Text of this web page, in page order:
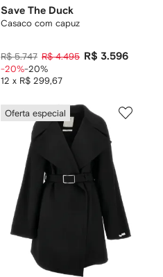
Save The Duck
Casaco com capuz
R$ 5.747 R$ 4.495 R$ 3.596
12 x R$ 299,67
-20%-20%
Oferta especial